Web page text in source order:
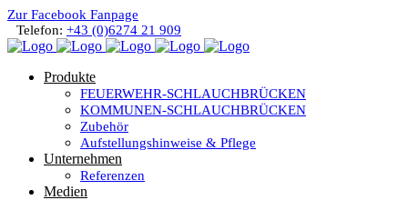
Zur Facebook Fanpage
Telefon: +43 (0)6274 21 909
Produkte
FEUERWEHR-SCHLAUCHBRÜCKEN
KOMMUNEN-SCHLAUCHBRÜCKEN
Zubehör
Aufstellungshinweise & Pflege
Unternehmen
Referenzen
Medien